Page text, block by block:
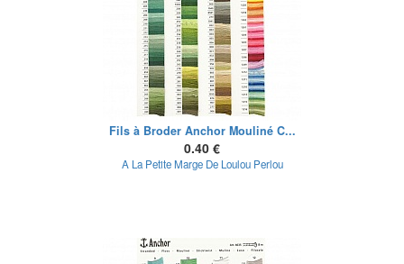
Fils à Broder Anchor Mouliné C...
0.40 €
A La Petite Marge De Loulou Perlou